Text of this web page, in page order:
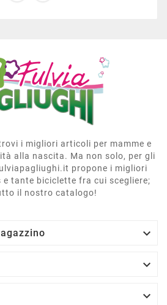
i migliori articoli per mamme e
alla nascita. Ma non solo, per gli
propone i migliori
tante biciclette fra cui scegliere;
il nostro catalogo!


